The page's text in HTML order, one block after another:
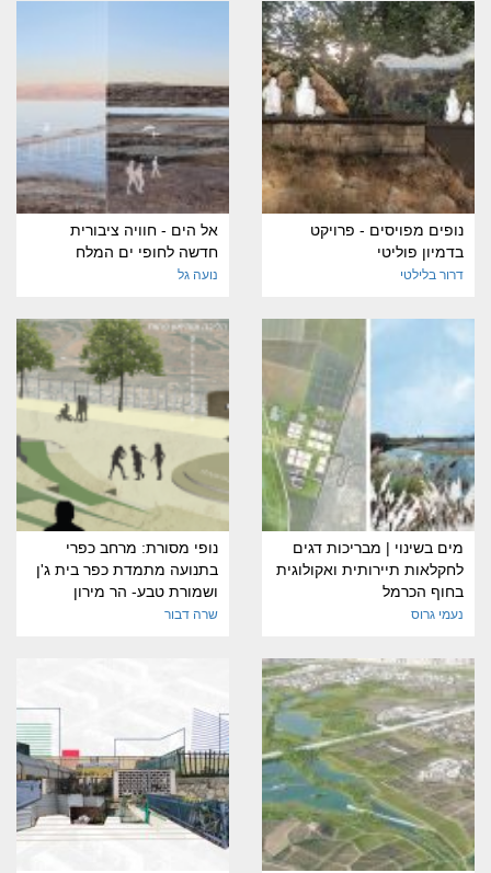
נופים מפויסים - פרויקט
בדמיון פוליטי
דרור בלילטי
אל הים - חוויה ציבורית
חדשה לחופי ים המלח
נועה גל
מים בשינוי | מבריכות דגים
לחקלאות תיירותית ואקולוגית
בחוף הכרמל
נעמי גרוס
נופי מסורת: מרחב כפרי
בתנועה מתמדת כפר בית ג'ן
ושמורת טבע- הר מירון
שרה דבור